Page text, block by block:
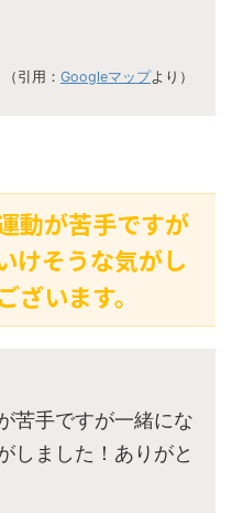
（引用： Googleマップより）
動が苦手ですが
けそうな気がし
ざいます。
苦手ですが一緒にな
しました！ありがと